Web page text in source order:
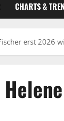
CHARTS &
erst 2026